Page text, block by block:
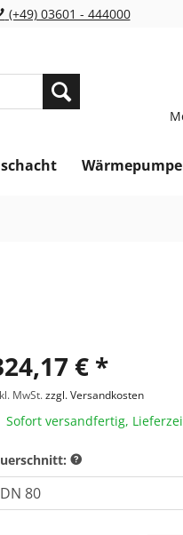
(+49) 03601 - 444000
€ *
MwSt.zzgl. Versandkosten
Sofort versandfertig,